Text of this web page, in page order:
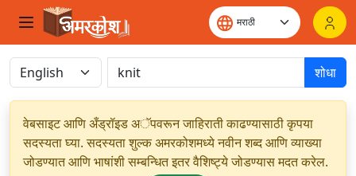
शोधा
वेबसाइट आणि अँड्रॉइड अॅपवरून जाहिराती काढण्यासाठी कृपया
सदस्यता घ्या. सदस्यता शुल्क अमरकोशमध्ये नवीन शब्द आणि व्याख्या
जोडण्यात आणि भाषांशी सम्बन्धित इतर वैशिष्ट्ये जोडण्यास मदत करेल.